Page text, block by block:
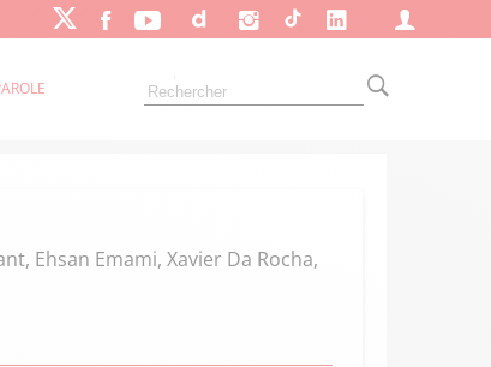
Ehsan Emami, Xavier Da Rocha,